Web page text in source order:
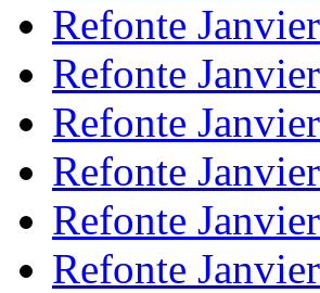
Refonte
Refonte
Refonte
Refonte
Refonte
Refonte